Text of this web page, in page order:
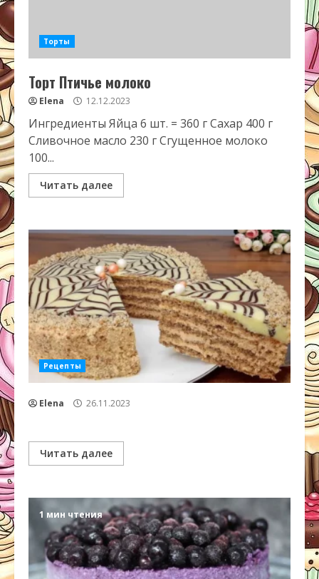
Торты
Торт Птичье молоко
Elena 12.12.2023
Ингредиенты Яйца 6 шт. = 360 г Сахар 400 г
Сливочное масло 230 г Сгущенное молоко
100...
Читать далее
Рецепты
Elena 26.11.2023
Читать далее
1 мин чтения